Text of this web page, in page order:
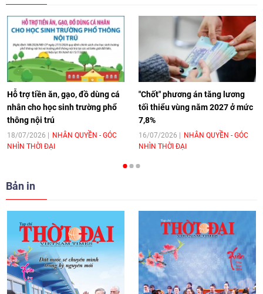
[Video] Âm nhạc flamenco gắn kết văn
hoá Việt Nam - Tây Ban Nha
11:10 17/06/2026
[Video] Trao tặng Kỷ niệm chương "Vì
hòa bình, hữu nghị giữa các dân tộc"
cho Đại sứ Hungary tại Việt Nam
[Video] Nhân dân Việt Nam luôn trân
trọng tình cảm của nước Nga
08:02 | 13/06/2026
Video: Cơ hội giao lưu quốc tế cho học
Hỗ trợ tiền ăn, gạo, đồ dùng cá
nhân cho học sinh trường phổ
thông nội trú
18/07/2026
NHÂN QUYỀN - GÓC
NHÌN THỜI ĐẠI
"Chốt" phương án tăng lương
tối thiểu vùng năm 2027 ở mức
7,8%
16/07/2026
NHÂN QUYỀN - GÓC
NHÌN THỜI ĐẠI
Bản in